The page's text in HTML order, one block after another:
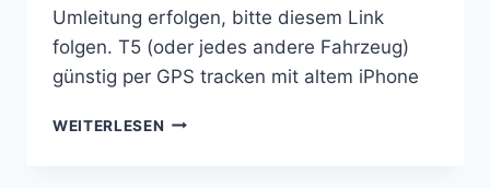
Umleitung erfolgen, bitte diesem Link
folgen. T5 (oder jedes andere Fahrzeug)
günstig per GPS tracken mit altem iPhone
WEITERLESEN T5